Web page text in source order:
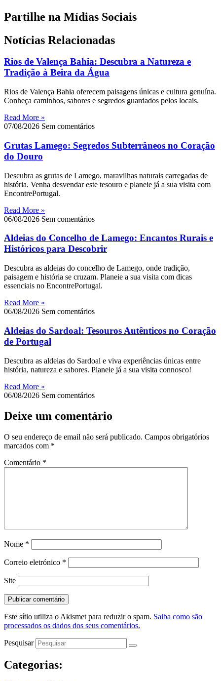
Partilhe na Mídias Sociais
Notícias Relacionadas
Rios de Valença Bahia: Descubra a Natureza e
Tradição à Beira da Água
Rios de Valença Bahia oferecem paisagens únicas e cultura genuína.
Conheça caminhos, sabores e segredos guardados pelos locais.
Read More »
07/08/2026 Sem comentários
Grutas Lamego: Segredos Subterrâneos no Coração
do Douro
Descubra as grutas de Lamego, maravilhas naturais carregadas de
história. Venha desvendar este tesouro e planeie já a sua visita com
EncontrePortugal.
Read More »
06/08/2026 Sem comentários
Aldeias do Concelho de Lamego: Encantos Rurais e
Históricos para Descobrir
Descubra as aldeias do concelho de Lamego, onde tradição,
paisagem e história se cruzam. Planeie a sua visita com dicas
essenciais no EncontrePortugal.
Read More »
06/08/2026 Sem comentários
Aldeias do Sardoal: Tesouros Autênticos no Coração
de Portugal
Descubra as aldeias do Sardoal e viva experiências únicas entre
história, natureza e sabores. Planeie já a sua visita connosco!
Read More »
06/08/2026 Sem comentários
Deixe um comentário
O seu endereço de email não será publicado. Campos obrigatórios
marcados com *
Comentário *
Nome *
Correio eletrónico *
Site
Este sítio utiliza o Akismet para reduzir o spam. Saiba como são
processados os dados dos seus comentários.
Pesquisar
Categorias: